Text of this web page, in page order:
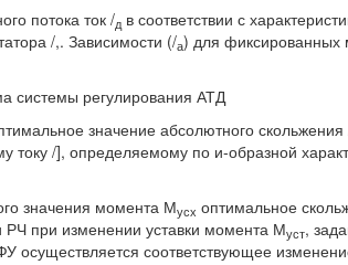
потока ток /д в соответствии с
/,. Зависимости (/а) для фиксированных
системы регулирования АТД
значение абсолютного
току /], определяемому по и-образной
значения момента Мусх оптимальное
РЧ при изменении уставки момента Муст,
соответствующее